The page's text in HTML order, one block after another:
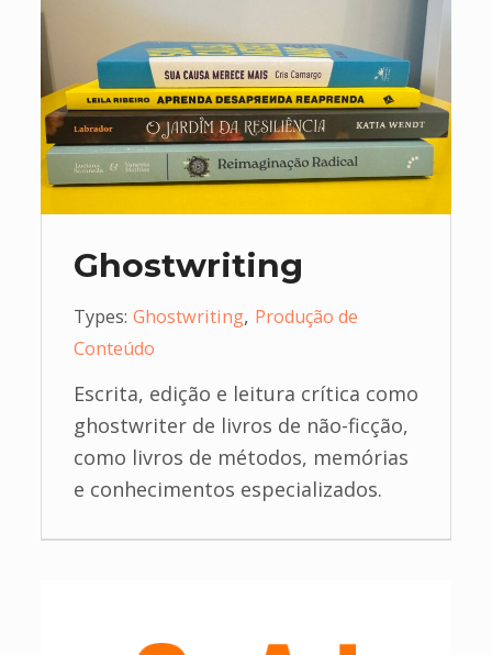
Ghostwriting
Types: Ghostwriting, Produção de
Conteúdo
Escrita, edição e leitura crítica como
ghostwriter de livros de não-ficção,
como livros de métodos, memórias
e conhecimentos especializados.